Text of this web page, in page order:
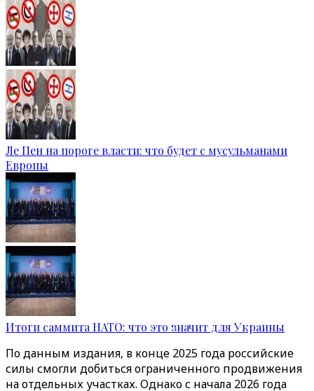
Ле Пен на пороге власти: что будет с мусульманами
Европы
Итоги саммита НАТО: что это значит для Украины
По данным издания, в конце 2025 года российские
силы смогли добиться ограниченного продвижения
на отдельных участках. Однако с начала 2026 года